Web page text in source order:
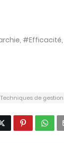
Techniques de gestion